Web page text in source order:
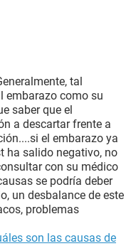
tal
embarazo como su
saber que el
a descartar frente a
el embarazo ya
ha salido negativo, no
con su médico
se podría deber
un desbalance de este
problemas
son las causas de